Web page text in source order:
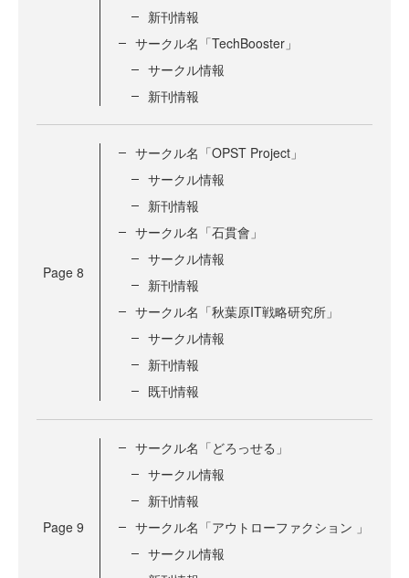
新刊情報
サークル名「TechBooster」
サークル情報
新刊情報
Page 8
サークル名「OPST Project」
サークル情報
新刊情報
サークル名「石貫會」
サークル情報
新刊情報
サークル名「秋葉原IT戦略研究所」
サークル情報
新刊情報
既刊情報
Page 9
サークル名「どろっせる」
サークル情報
新刊情報
サークル名「アウトローファクション 」
サークル情報